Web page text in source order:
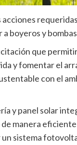
boyeros y
que
y fomentar el
con el
y panel solar
manera
sistema